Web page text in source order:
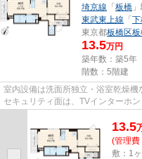
埼京線 「 板橋
東武東上線 「
東京都板橋区
13.5万円
築年数：築5年
階数：5階建
室内設備は洗面所独立・浴室乾燥機
セキュリティ面は、TVインターホ
13.5
(管理費
敷：1